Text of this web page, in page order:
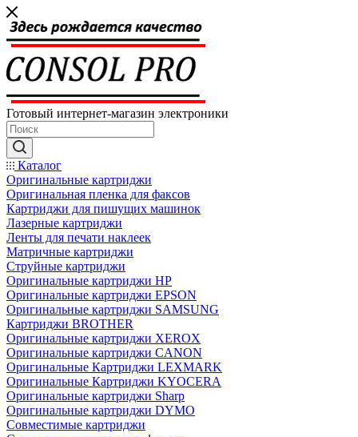
Готовый интернет-магазин электроники
Каталог
Оригинальные картриджи
Оригинальная пленка для факсов
Картриджи для пишущих машинок
Лазерные картриджи
Ленты для печати наклеек
Матричные картриджи
Струйные картриджи
Оригинальные картриджи HP
Оригинальные картриджи EPSON
Оригинальные картриджи SAMSUNG
Картриджи BROTHER
Оригинальные картриджи XEROX
Оригинальные картриджи CANON
Оригинальные Картриджи LEXMARK
Оригинальные Картриджи KYOCERA
Оригинальные картриджи Sharp
Оригинальные картриджи DYMO
Совместимые картриджи